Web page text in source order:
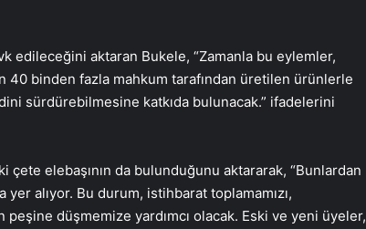
edileceğini aktaran Bukele, “Zamanla bu eylemler,
40 binden fazla mahkum tarafından üretilen ürünlerle
sürdürebilmesine katkıda bulunacak.” ifadelerini
çete elebaşının da bulunduğunu aktararak, “Bunlardan
alıyor. Bu durum, istihbarat toplamamızı,
peşine düşmemize yardımcı olacak. Eski ve yeni üyeler,